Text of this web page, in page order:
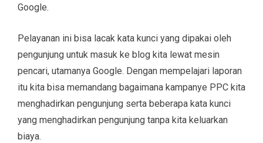
Google.
Pelayanan ini bisa lacak kata kunci yang dipakai oleh
pengunjung untuk masuk ke blog kita lewat mesin
pencari, utamanya Google. Dengan mempelajari laporan
itu kita bisa memandang bagaimana kampanye PPC kita
menghadirkan pengunjung serta beberapa kata kunci
yang menghadirkan pengunjung tanpa kita keluarkan
biaya.